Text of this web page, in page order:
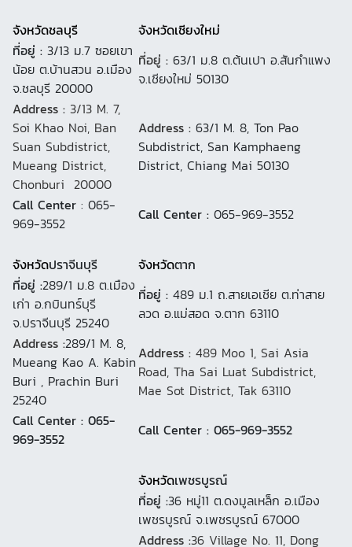
จังหวัดชลบุรี
จังหวัดเชียงใหม่
ที่อยู่ : 3/13 ม.7 ซอยเขา
น้อย ต.บ้านสวน อ.เมือง
จ.ชลบุรี 20000
ที่อยู่ : 63/1 ม.8 ต.ต้นเปา อ.สันกำแพง
จ.เชียงใหม่ 50130
Address : 3/13 M. 7,
Soi Khao Noi, Ban
Suan Subdistrict,
Mueang District,
Chonburi 20000
Address : 63/1 M. 8, Ton Pao
Subdistrict, San Kamphaeng
District, Chiang Mai 50130
Call Center : 065-
969-3552
Call Center : 065-969-3552
จังหวัดปราจีนบุรี จังหวัดตาก
ที่อยู่ :289/1 ม.8 ต.เมือง
เก่า อ.กบินทร์บุรี
จ.ปราจีนบุรี 25240
ที่อยู่ : 489 ม.1 ถ.สายเอเชีย ต.ท่าสาย
ลวด อ.แม่สอด จ.ตาก 63110
Address :289/1 M. 8,
Mueang Kao A. Kabin
Buri , Prachin Buri
25240
Address : 489 Moo 1, Sai Asia
Road, Tha Sai Luat Subdistrict,
Mae Sot District, Tak 63110
Call Center : 065-
969-3552
Call Center : 065-969-3552
จังหวัดเพชรบูรณ์
ที่อยู่ :36 หมู่11 ต.ดงมูลเหล็ก อ.เมือง
เพชรบูรณ์ จ.เพชรบูรณ์ 67000
Address :36 Village No. 11, Dong